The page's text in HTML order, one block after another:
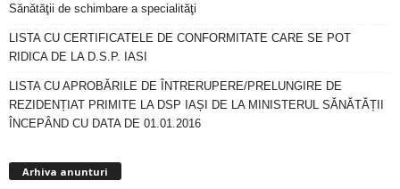
Sănătăţii de schimbare a specialităţi
LISTA CU CERTIFICATELE DE CONFORMITATE CARE SE POT
RIDICA DE LA D.S.P. IASI
LISTA CU APROBĂRILE DE ÎNTRERUPERE/PRELUNGIRE DE
REZIDENȚIAT PRIMITE LA DSP IAȘI DE LA MINISTERUL SĂNĂTĂȚII
ÎNCEPÂND CU DATA DE 01.01.2016
Arhiva anunturi